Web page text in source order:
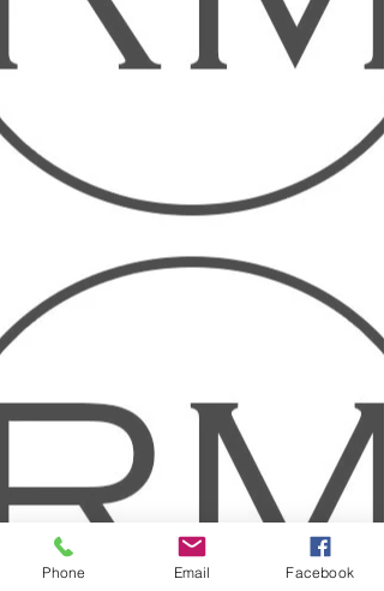
Phone Email Facebook